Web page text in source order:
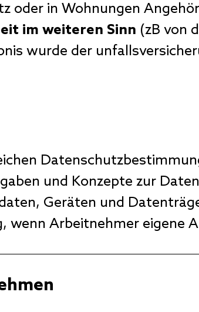
oder in Wohnungen
im weiteren Sinn (zB von
wurde der
und Konzepte zur
Geräten und
wenn Arbeitnehmer eigene